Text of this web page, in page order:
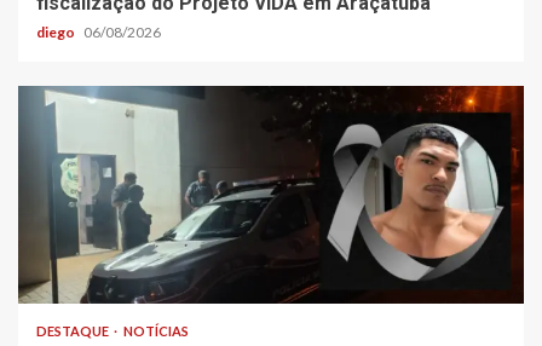
diego 06/08/2026
DESTAQUE NOTÍCIAS